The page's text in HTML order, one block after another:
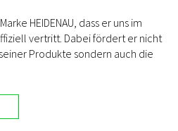
HEIDENAU, dass er uns im
vertritt. Dabei fördert er nicht
Produkte sondern auch die